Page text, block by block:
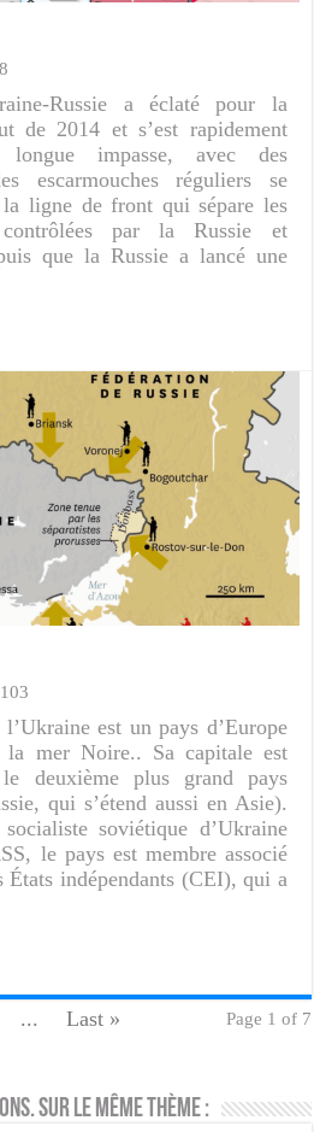
Russie a éclaté pour la
de 2014 et s’est rapidement
impasse, avec des
escarmouches réguliers se
ligne de front qui sépare les
par la Russie et
que la Russie a lancé une
103
est un pays d’Europe
la mer Noire.. Sa capitale est
deuxième plus grand pays
qui s’étend aussi en Asie).
soviétique d’Ukraine
le pays est membre associé
États indépendants (CEI), qui a
Page 1 of 7
... Last »
Sur le même thème :